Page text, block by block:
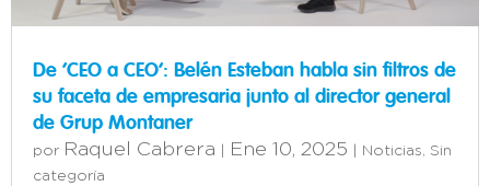
De ‘CEO a CEO’: Belén Esteban habla sin filtros de
su faceta de empresaria junto al director general
de Grup Montaner
por Raquel Cabrera Ene 10, 2025 Noticias, Sin
categoría